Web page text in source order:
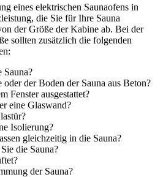
eines elektrischen Saunaofens in
die Sie für Ihre Sauna
der Größe der Kabine ab. Bei der
sollten zusätzlich die folgenden
Sauna?
der Boden der Sauna aus Beton?
Fenster ausgestattet?
eine Glaswand?
Isolierung?
gleichzeitig in die Sauna?
die Sauna?
der Sauna?